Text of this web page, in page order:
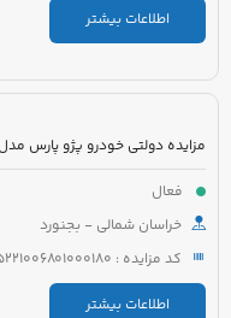
اطلاعات بیشتر
فعال
خراسان شمالی - بجنورد
کد مزایده : 5221006801000180
اطلاعات بیشتر